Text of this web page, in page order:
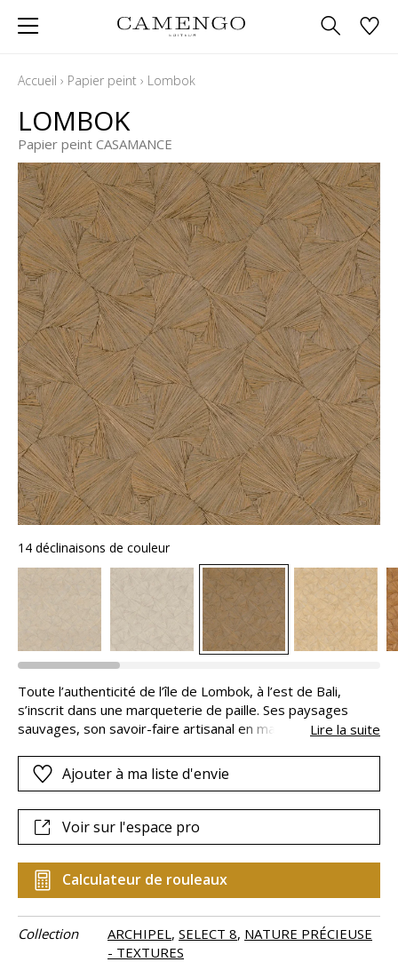
Accueil › Papier peint › Lombok
LOMBOK
Papier peint CASAMANCE
14 déclinaisons de couleur
Toute l’authenticité de l’île de Lombok, à l’est de Bali,
s’inscrit dans une marqueterie de paille. Ses paysages
sauvages, son savoir-faire artisanal en matières végétales,
profondeur. Repéré avec les hélios, ce dernier apporte un
réalisme confondant au dessin. 4 nouvelles couleurs
Lire la suite
Ajouter à ma liste d'envie
Voir sur l'espace pro
Calculateur de rouleaux
Collection ARCHIPEL,SELECT 8, NATURE PRÉCIEUSE
- TEXTURES